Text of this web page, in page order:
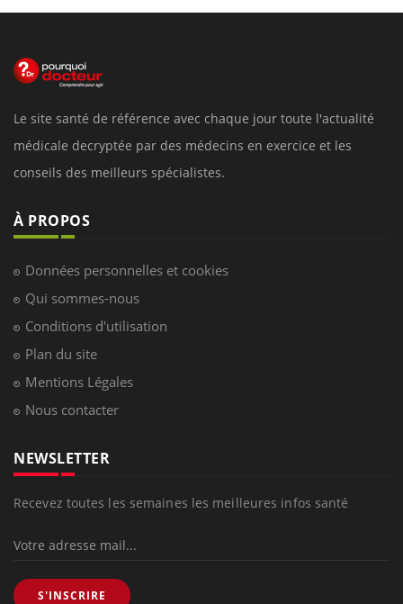
Le site santé de référence avec chaque jour toute l'actualité
médicale decryptée par des médecins en exercice et les
conseils des meilleurs spécialistes.
À PROPOS
Données personnelles et cookies
Qui sommes-nous
Conditions d'utilisation
Plan du site
Mentions Légales
Nous contacter
NEWSLETTER
Recevez toutes les semaines les meilleures infos santé
S'INSCRIRE